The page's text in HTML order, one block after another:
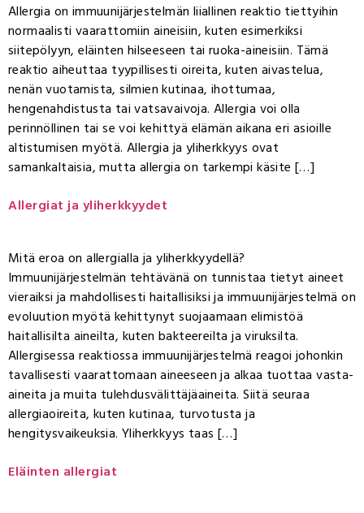
Allergia on immuunijärjestelmän liiallinen reaktio tiettyihin
normaalisti vaarattomiin aineisiin, kuten esimerkiksi
siitepölyyn, eläinten hilseeseen tai ruoka-aineisiin. Tämä
reaktio aiheuttaa tyypillisesti oireita, kuten aivastelua,
nenän vuotamista, silmien kutinaa, ihottumaa,
hengenahdistusta tai vatsavaivoja. Allergia voi olla
perinnöllinen tai se voi kehittyä elämän aikana eri asioille
altistumisen myötä. Allergia ja yliherkkyys ovat
samankaltaisia, mutta allergia on tarkempi käsite […]
Allergiat ja yliherkkyydet
Mitä eroa on allergialla ja yliherkkyydellä?
Immuunijärjestelmän tehtävänä on tunnistaa tietyt aineet
vieraiksi ja mahdollisesti haitallisiksi ja immuunijärjestelmä on
evoluution myötä kehittynyt suojaamaan elimistöä
haitallisilta aineilta, kuten bakteereilta ja viruksilta.
Allergisessa reaktiossa immuunijärjestelmä reagoi johonkin
tavallisesti vaarattomaan aineeseen ja alkaa tuottaa vasta-
aineita ja muita tulehdusvälittäjäaineita. Siitä seuraa
allergiaoireita, kuten kutinaa, turvotusta ja
hengitysvaikeuksia. Yliherkkyys taas […]
Eläinten allergiat